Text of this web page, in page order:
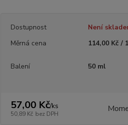
Dostupnost
Není
Měrná cena
114,00 Kč /
Balení 50 ml
57,00 Kč/ks
50,89 Kč bez DPH